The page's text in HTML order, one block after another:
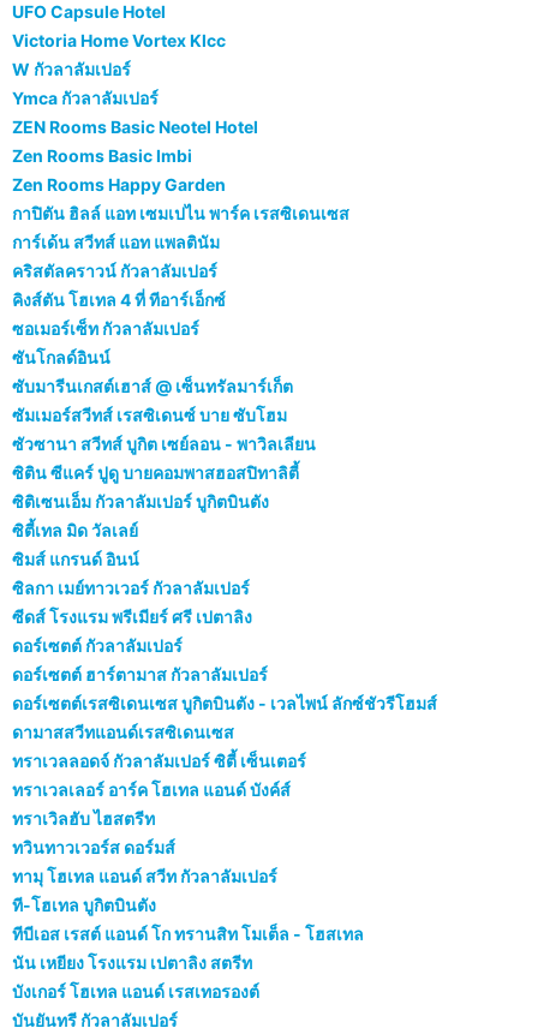
UFO Capsule Hotel
Victoria Home Vortex Klcc
W กัวลาลัมเปอร์
Ymca กัวลาลัมเปอร์
ZEN Rooms Basic Neotel Hotel
Zen Rooms Basic Imbi
Zen Rooms Happy Garden
กาปิตัน ฮิลล์ แอท เซมเปไน พาร์ค เรสซิเดนเซส
การ์เด้น สวีทส์ แอท แพลตินัม
คริสตัลคราวน์ กัวลาลัมเปอร์
คิงส์ตัน โฮเทล 4 ที่ ทีอาร์เอ็กซ์
ซอเมอร์เซ็ท กัวลาลัมเปอร์
ซันโกลด์อินน์
ซับมารีนเกสต์เฮาส์ @ เซ็นทรัลมาร์เก็ต
ซัมเมอร์สวีทส์ เรสซิเดนซ์ บาย ซับโฮม
ซัวซานา สวีทส์ บูกิต เซย์ลอน - พาวิลเลียน
ซิติน ซีแคร์ ปูดู บายคอมพาสฮอสปิทาลิตี้
ซิติเซนเอ็ม กัวลาลัมเปอร์ บูกิตบินตัง
ซิตี้เทล มิด วัลเลย์
ซิมส์ แกรนด์ อินน์
ซิลกา เมย์ทาวเวอร์ กัวลาลัมเปอร์
ซีดส์ โรงแรม พรีเมียร์ ศรี เปตาลิง
ดอร์เซตต์ กัวลาลัมเปอร์
ดอร์เซตต์ ฮาร์ตามาส กัวลาลัมเปอร์
ดอร์เซตต์เรสซิเดนเซส บูกิตบินตัง - เวลไพน์ ลักซ์ชัวรีโฮมส์
ดามาสสวีทแอนด์เรสซิเดนเซส
ทราเวลลอดจ์ กัวลาลัมเปอร์ ซิตี้ เซ็นเตอร์
ทราเวลเลอร์ อาร์ค โฮเทล แอนด์ บังค์ส์
ทราเวิลฮับ ไฮสตรีท
ทวินทาวเวอร์ส ดอร์มส์
ทามุ โฮเทล แอนด์ สวีท กัวลาลัมเปอร์
ที-โฮเทล บูกิตบินตัง
ทีบีเอส เรสต์ แอนด์ โก ทรานสิท โมเต็ล - โฮสเทล
นัน เหยียง โรงแรม เปตาลิง สตรีท
บังเกอร์ โฮเทล แอนด์ เรสเทอรองต์
บันยันทรี กัวลาลัมเปอร์